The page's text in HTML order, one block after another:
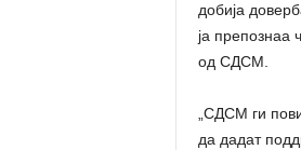
добија
ја препознаа
од СДСМ.
„СДСМ ги
да дадат